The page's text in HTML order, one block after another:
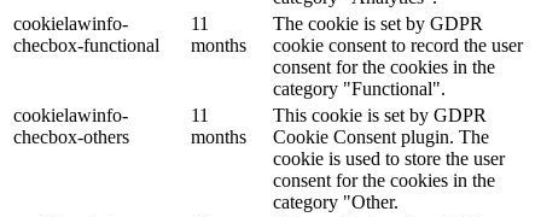
cookielawinfo-
checbox-functional
11
months
The cookie is set by GDPR
cookie consent to record the user
consent for the cookies in the
category "Functional".
cookielawinfo-
checbox-others
11
months
This cookie is set by GDPR
Cookie Consent plugin. The
cookie is used to store the user
consent for the cookies in the
category "Other.